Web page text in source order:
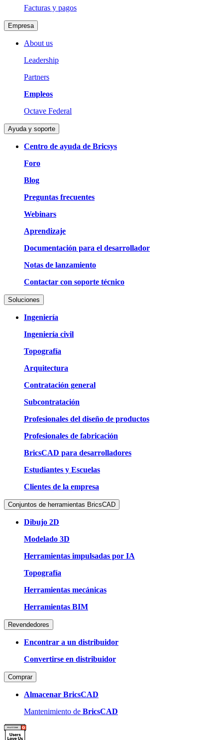
Facturas y pagos
Empresa
About us
Leadership
Partners
Empleos
Octave Federal
Ayuda y soporte
Centro de ayuda de Bricsys
Foro
Blog
Preguntas frecuentes
Webinars
Aprendizaje
Documentación para el desarrollador
Notas de lanzamiento
Contactar con soporte técnico
Soluciones
Ingeniería
Ingeniería civil
Topografía
Arquitectura
Contratación general
Subcontratación
Profesionales del diseño de productos
Profesionales de fabricación
BricsCAD para desarrolladores
Estudiantes y Escuelas
Clientes de la empresa
Conjuntos de herramientas BricsCAD
Dibujo 2D
Modelado 3D
Herramientas impulsadas por IA
Topografía
Herramientas mecánicas
Herramientas BIM
Revendedores
Encontrar a un distribuidor
Convertirse en distribuidor
Comprar
Almacenar BricsCAD
Mantenimiento de BricsCAD